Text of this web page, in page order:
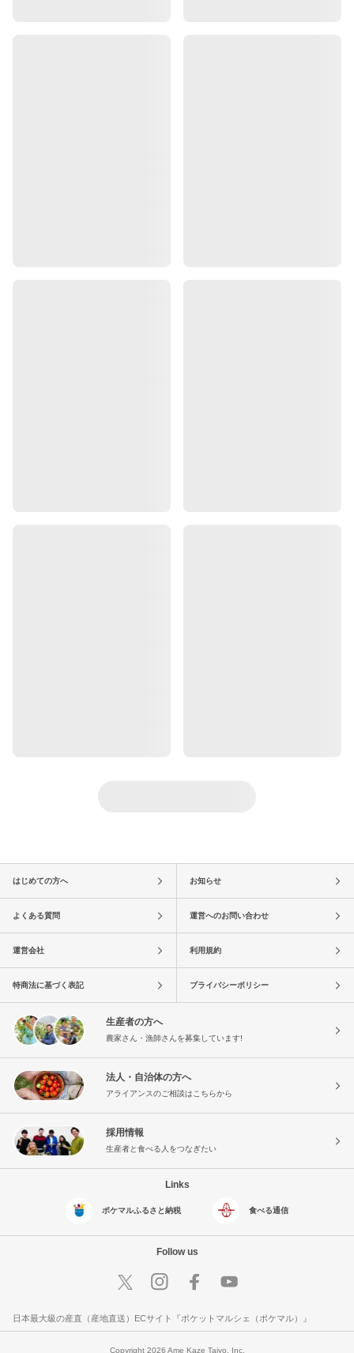
はじめての方へ お知らせ
よくある質問 運営へのお問い合わせ
運営会社 利用規約
特商法に基づく表記 プライバシーポリシー
生産者の方へ
農家さん・漁師さんを募集しています!
法人・自治体の方へ
アライアンスのご相談はこちらから
採用情報
生産者と食べる人をつなぎたい
Links
ポケマルふるさと納税 食べる通信
Follow us
日本最大級の産直（産地直送）ECサイト『ポケットマルシェ（ポケマル）』
Copyright 2026 Ame Kaze Taiyo, Inc.